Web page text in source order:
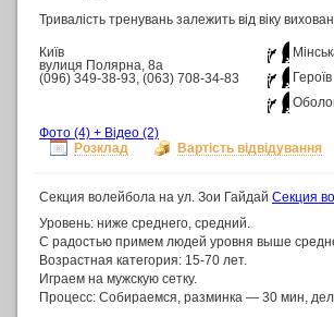
Тривалість тренувань залежить від віку
Київ
вулиця Полярна, 8а
(096) 349-38-93, (063) 708-34-83
Фото (4) + Відео (2)
Розклад
Вартість відвідування
Секция волейбола на ул. Зои Гайдай Секция
Уровень: ниже среднего, средний.
С радостью примем людей уровня выше
Возрастная категория: 15-70 лет.
Играем на мужскую сетку.
Процесс: Собираемся, разминка — 30 мин,